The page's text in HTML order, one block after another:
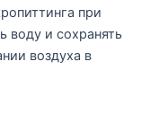
при
воду и сохранять
воздуха в